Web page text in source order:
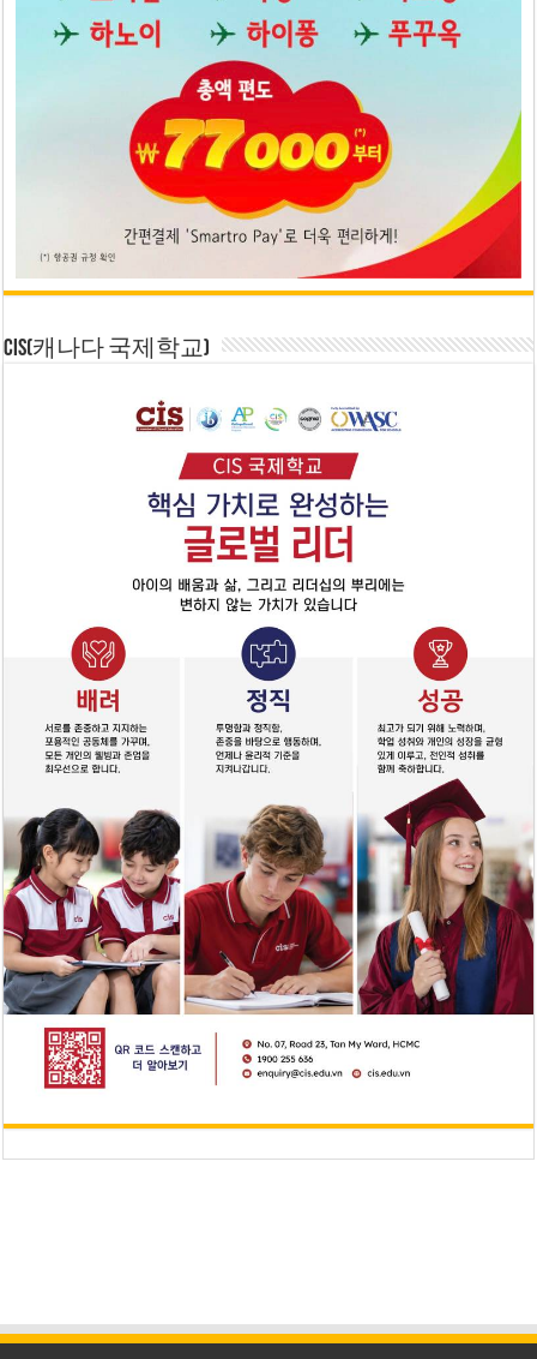
CIS(캐나다 국제학교)